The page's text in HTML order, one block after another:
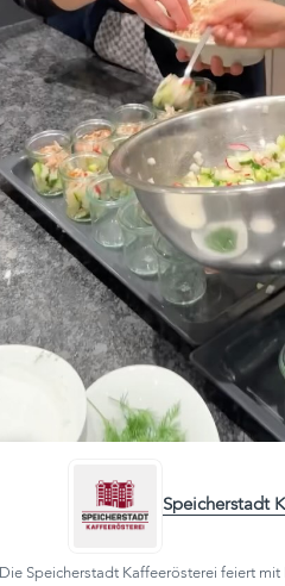
Speicherstadt
Die Speicherstadt Kaffeerösterei feiert